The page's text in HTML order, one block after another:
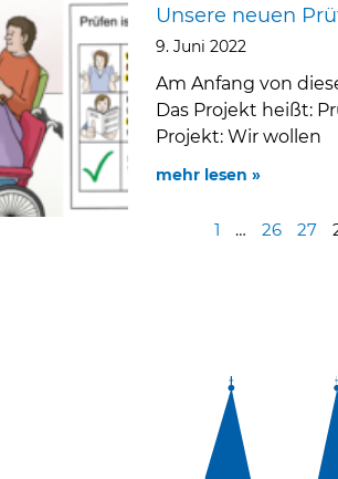
Unsere neuen
9. Juni 2022
Am Anfang von
Das Projekt heißt:
Projekt: Wir wollen
mehr lesen »
1 … 26 27